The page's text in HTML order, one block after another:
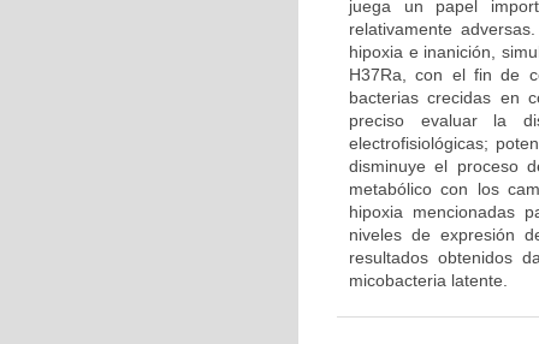
juega un papel
relativamente
hipoxia e inanición,
H37Ra, con el fin de
bacterias crecidas en
preciso evaluar la
electrofisiológicas;
disminuye el proceso
metabólico con los
hipoxia mencionadas
niveles de expresión
resultados obtenidos
micobacteria latente.